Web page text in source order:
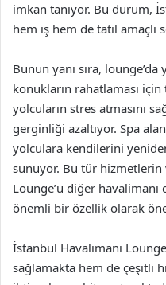
imkan tanıyor. Bu durum,
hem iş hem de tatil amaçlı
Bunun yanı sıra,
konukların rahatlaması
yolcuların stres atmasını
gerginliği azaltıyor. Spa
yolculara kendilerini
sunuyor. Bu tür hizmetlerin
Lounge’u diğer havalimanı
önemli bir özellik olarak öne
İstanbul Havalimanı
sağlamakta hem de çeşitli